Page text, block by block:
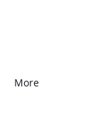
More